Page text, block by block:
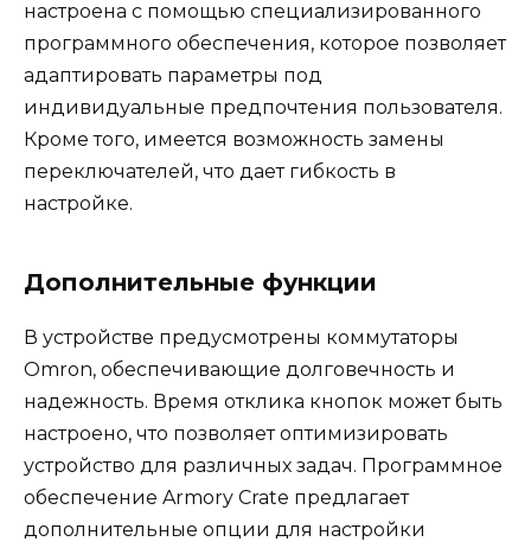
настроена с помощью специализированного
программного обеспечения, которое позволяет
адаптировать параметры под
индивидуальные предпочтения пользователя.
Кроме того, имеется возможность замены
переключателей, что дает гибкость в
настройке.
Дополнительные функции
В устройстве предусмотрены коммутаторы
Omron, обеспечивающие долговечность и
надежность. Время отклика кнопок может быть
настроено, что позволяет оптимизировать
устройство для различных задач. Программное
обеспечение Armory Crate предлагает
дополнительные опции для настройки